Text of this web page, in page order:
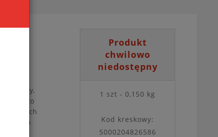
Produkt
chwilowo
niedostępny
1 szt - 0,150 kg
Kod kreskowy:
5000204826586
żel to